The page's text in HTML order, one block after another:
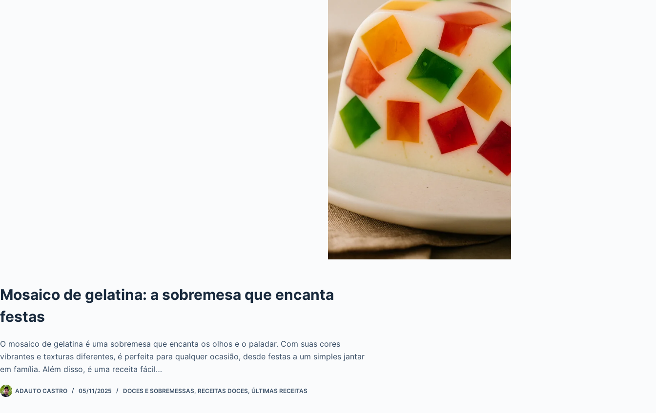
Mosaico de gelatina: a sobremesa que encanta
festas
O mosaico de gelatina é uma sobremesa que encanta os olhos e o paladar. Com suas cores
vibrantes e texturas diferentes, é perfeita para qualquer ocasião, desde festas a um simples jantar
em família. Além disso, é uma receita fácil…
ADAUTO CASTRO 05/11/2025 DOCES E SOBREMESSAS, RECEITAS DOCES, ÚLTIMAS RECEITAS